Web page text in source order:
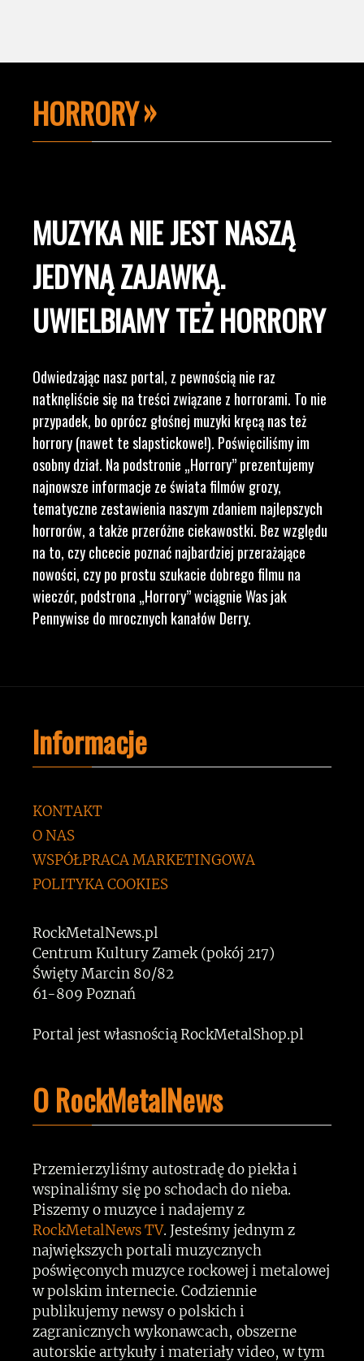
HORRORY
MUZYKA NIE JEST NASZĄ
JEDYNĄ ZAJAWKĄ.
UWIELBIAMY TEŻ HORRORY
Odwiedzając nasz portal, z pewnością nie raz
natknęliście się na treści związane z horrorami. To nie
przypadek, bo oprócz głośnej muzyki kręcą nas też
horrory (nawet te slapstickowe!). Poświęciliśmy im
osobny dział. Na podstronie „Horrory” prezentujemy
najnowsze informacje ze świata filmów grozy,
tematyczne zestawienia naszym zdaniem najlepszych
horrorów, a także przeróżne ciekawostki. Bez względu
na to, czy chcecie poznać najbardziej przerażające
nowości, czy po prostu szukacie dobrego filmu na
wieczór, podstrona „Horrory” wciągnie Was jak
Pennywise do mrocznych kanałów Derry.
Informacje
KONTAKT
O NAS
WSPÓŁPRACA MARKETINGOWA
POLITYKA COOKIES
RockMetalNews.pl
Centrum Kultury Zamek (pokój 217)
Święty Marcin 80/82
61-809 Poznań
Portal jest własnością RockMetalShop.pl
O RockMetalNews
Przemierzyliśmy autostradę do piekła i
wspinaliśmy się po schodach do nieba.
Piszemy o muzyce i nadajemy z
RockMetalNews TV. Jesteśmy jednym z
największych portali muzycznych
poświęconych muzyce rockowej i metalowej
w polskim internecie. Codziennie
publikujemy newsy o polskich i
zagranicznych wykonawcach, obszerne
autorskie artykuły i materiały video, w tym